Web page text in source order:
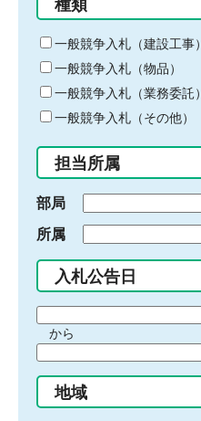
る
キ
ー
ワ
ー
ド
入
力
種類
一般競争入札（建設工事）
一般競争入札（物品）
一般競争入札（業務委託）
一般競争入札（その他）
担当所属
部局
所属
入札公告日
間
始
り
から
間
終
地域